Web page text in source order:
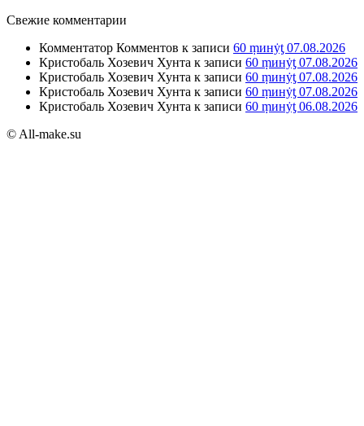
Свежие комментарии
Комментатор Комментов к записи 60 ṃинẏƫ 07.08.2026
Кристобаль Хозевич Хунта к записи 60 ṃинẏƫ 07.08.2026
Кристобаль Хозевич Хунта к записи 60 ṃинẏƫ 07.08.2026
Кристобаль Хозевич Хунта к записи 60 ṃинẏƫ 07.08.2026
Кристобаль Хозевич Хунта к записи 60 ṃинẏƫ 06.08.2026
© All-make.su